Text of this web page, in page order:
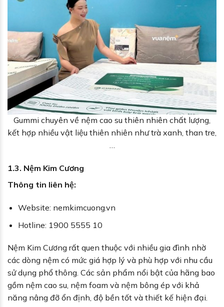
Gummi chuyên về nệm cao su thiên nhiên chất lượng,
kết hợp nhiều vật liệu thiên nhiên như trà xanh, than tre,
…
1.3. Nệm Kim Cương
Thông tin liên hệ:
Website: nemkimcuong.vn
Hotline: 1900 5555 10
Nệm Kim Cương rất quen thuộc với nhiều gia đình nhờ
các dòng nệm có mức giá hợp lý và phù hợp với nhu cầu
sử dụng phổ thông. Các sản phẩm nổi bật của hãng bao
gồm nệm cao su, nệm foam và nệm bông ép với khả
năng nâng đỡ ổn định, độ bền tốt và thiết kế hiện đại.